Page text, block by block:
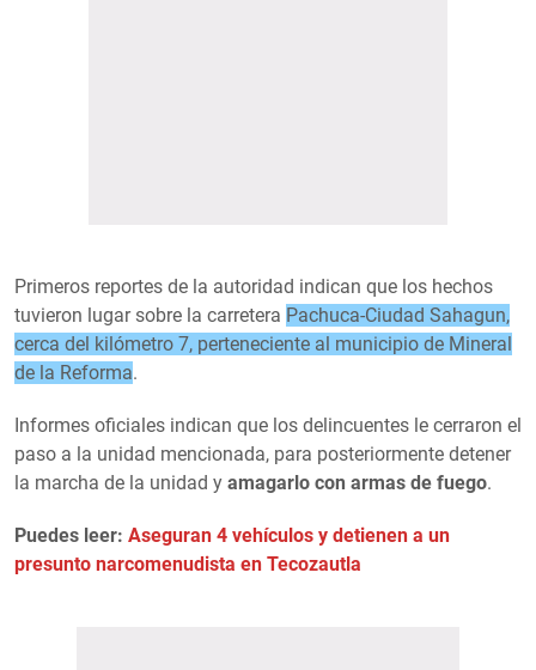
Primeros reportes de la autoridad indican que los hechos
tuvieron lugar sobre la carretera Pachuca-Ciudad Sahagun,
cerca del kilómetro 7, perteneciente al municipio de Mineral
de la Reforma.
Informes oficiales indican que los delincuentes le cerraron el
paso a la unidad mencionada, para posteriormente detener
la marcha de la unidad y amagarlo con armas de fuego.
Puedes leer: Aseguran 4 vehículos y detienen a un
presunto narcomenudista en Tecozautla